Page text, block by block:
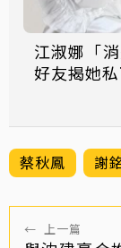
江淑娜「
好友揭她
蔡秋鳳 謝
← 上一篇